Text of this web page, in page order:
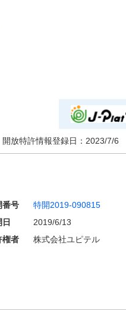
開放特許情報登録日： 2023/7/6
番号 特開2019-090815
2019/6/13
権者 株式会社ユピテル